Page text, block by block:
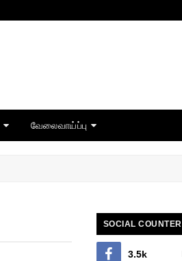
வேலைவாய்ப்பு
SOCIAL COUNTER
3.5k